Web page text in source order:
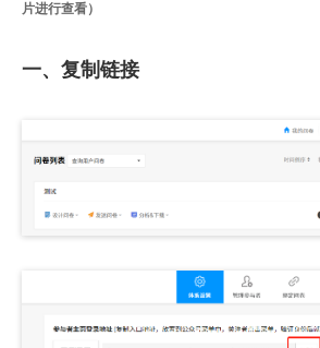
片进行查看）
一、复制链接